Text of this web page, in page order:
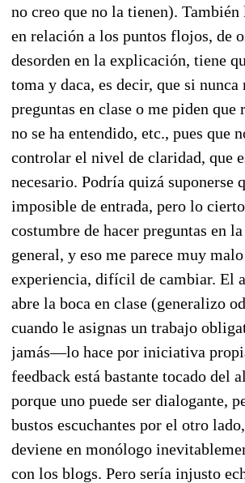
no creo que no la tienen).
en relación a los puntos flojos, de
desorden en la explicación, tiene
toma y daca, es decir, que si nunca
preguntas en clase o me piden que
no se ha entendido, etc., pues que
controlar el nivel de claridad, que
necesario. Podría quizá suponerse
imposible de entrada, pero lo
costumbre de hacer preguntas en
general, y eso me parece muy
experiencia, difícil de cambiar. El
abre la boca en clase (generalizo
cuando le asignas un trabajo
jamás—lo hace por iniciativa
feedback está bastante tocado del
porque uno puede ser dialogante,
bustos escuchantes por el otro
deviene en monólogo
con los blogs. Pero sería injusto